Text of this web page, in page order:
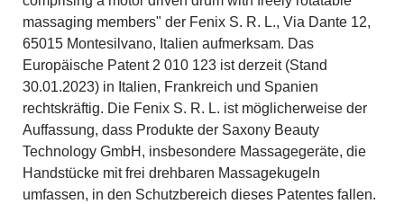
massaging members" der Fenix S. R. L., Via Dante 12,
65015 Montesilvano, Italien aufmerksam. Das
Europäische Patent 2 010 123 ist derzeit (Stand
30.01.2023) in Italien, Frankreich und Spanien
rechtskräftig. Die Fenix S. R. L. ist möglicherweise der
Auffassung, dass Produkte der Saxony Beauty
Technology GmbH, insbesondere Massagegeräte, die
Handstücke mit frei drehbaren Massagekugeln
umfassen, in den Schutzbereich dieses Patentes fallen.